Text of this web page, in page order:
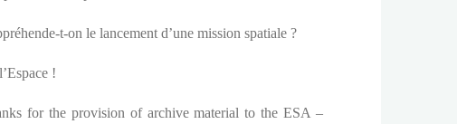
t-on le lancement d’une mission spatiale ?
!
for the provision of archive material to the ESA –